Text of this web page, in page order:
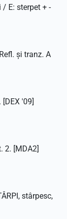
E: sterpet + -
și tranz. A
[DEX '09]
2. [MDA2]
stârpesc,